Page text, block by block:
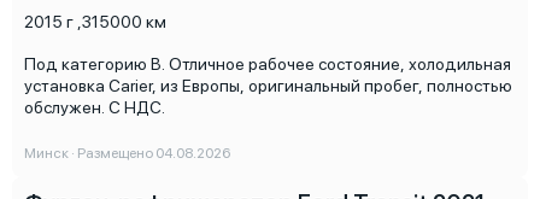
2015 г 315000 км
Под категорию В. Отличное рабочее состояние, холодильная
установка Carier, из Европы, оригинальный пробег, полностью
обслужен. С НДС.
Минск · Размещено 04.08.2026